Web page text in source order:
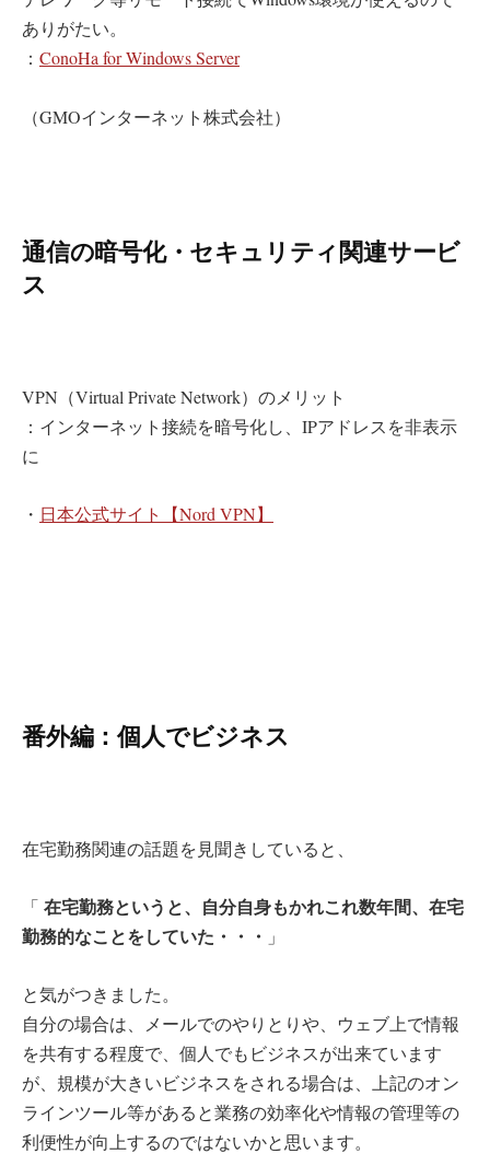
ありがたい。
： ConoHa for Windows Server
（GMOインターネット株式会社）
通信の暗号化・セキュリティ関連サービ
ス
VPN（Virtual Private Network）のメリット
：インターネット接続を暗号化し、IPアドレスを非表示
に
・ 日本公式サイト【Nord VPN】
番外編：個人でビジネス
在宅勤務関連の話題を見聞きしていると、
「 在宅勤務というと、自分自身もかれこれ数年間、在宅
勤務的なことをしていた・・・ 」
と気がつきました。
自分の場合は、メールでのやりとりや、ウェブ上で情報
を共有する程度で、個人でもビジネスが出来ています
が、規模が大きいビジネスをされる場合は、上記のオン
ラインツール等があると業務の効率化や情報の管理等の
利便性が向上するのではないかと思います。